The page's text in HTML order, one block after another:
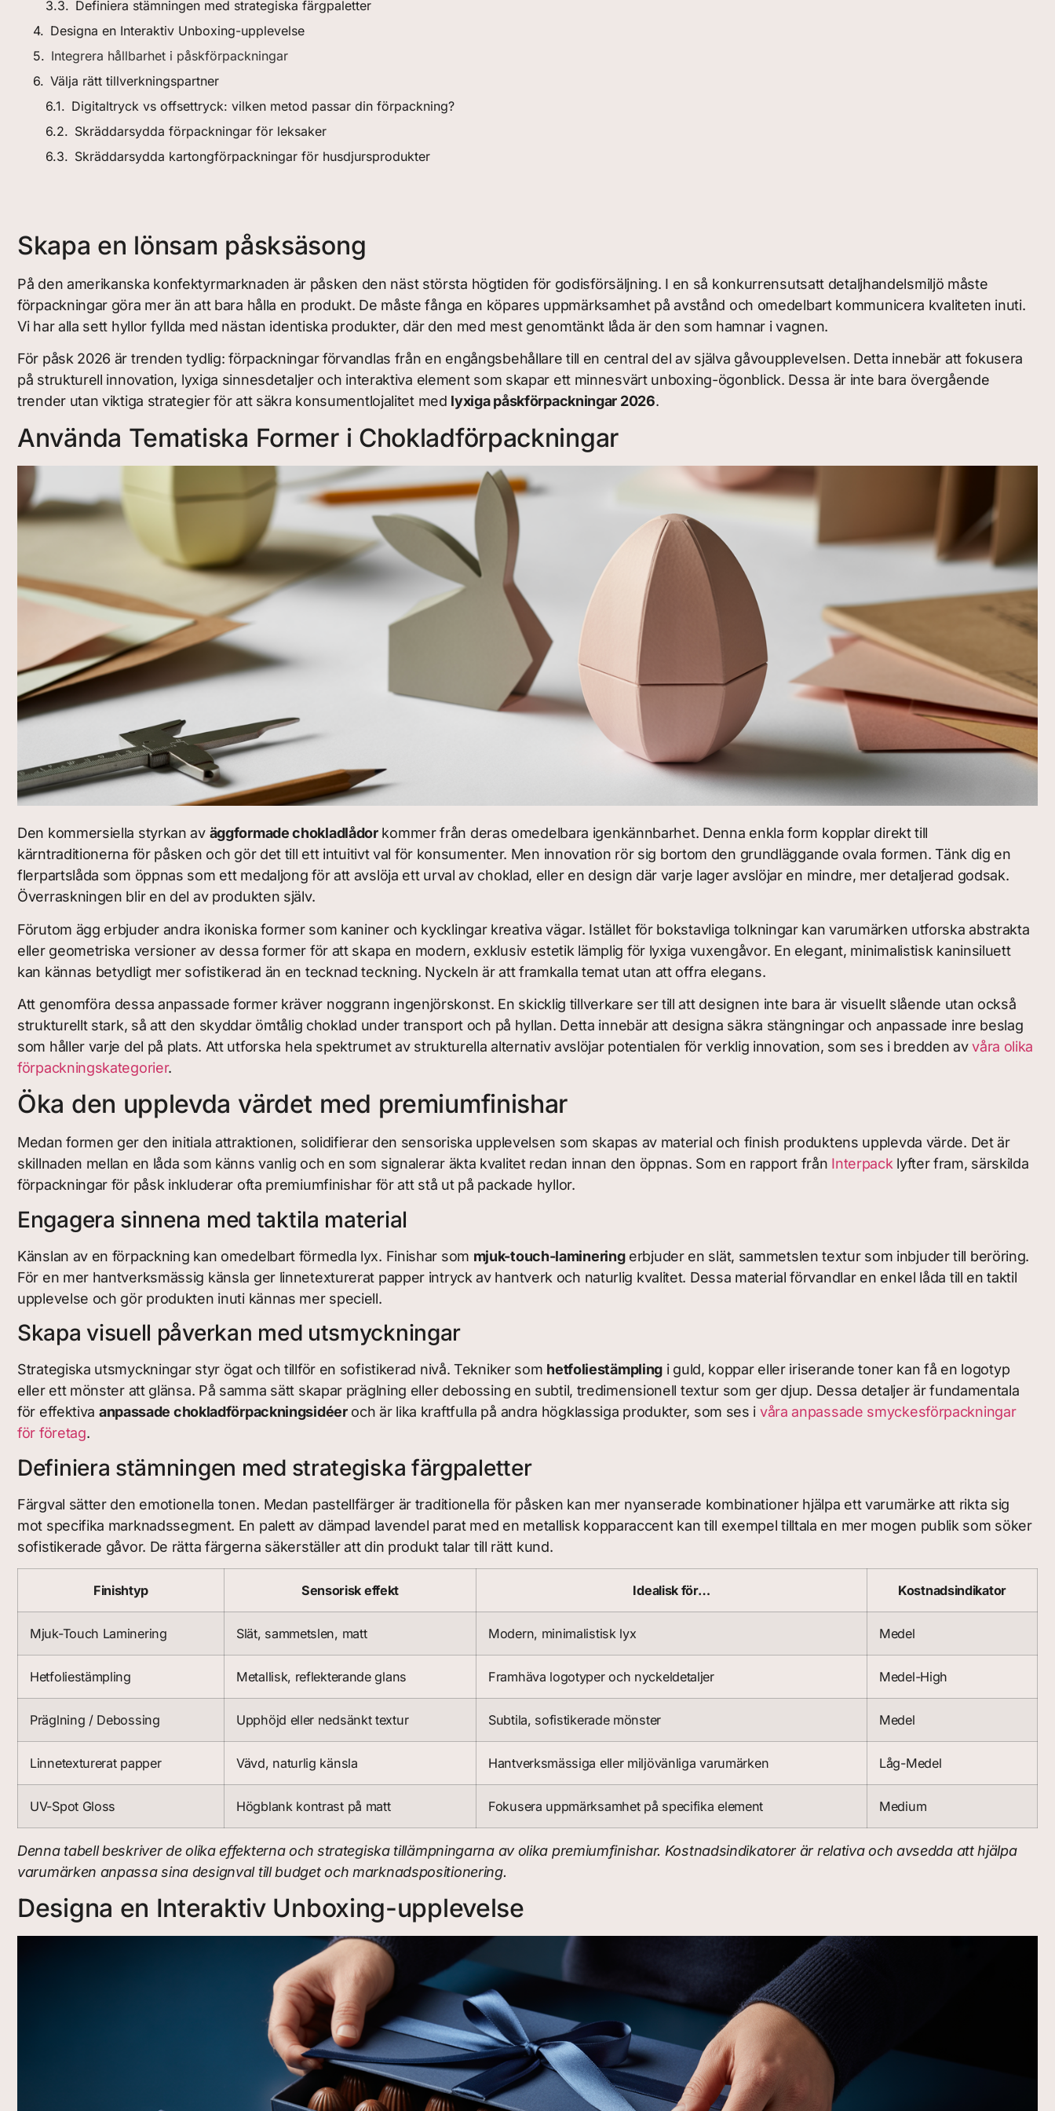
Definiera stämningen med strategiska färgpaletter
Designa en Interaktiv Unboxing-upplevelse
Integrera hållbarhet i påskförpackningar
Välja rätt tillverkningspartner
Digitaltryck vs offsettryck: vilken metod passar din förpackning?
Skräddarsydda förpackningar för leksaker
Skräddarsydda kartongförpackningar för husdjursprodukter
Skapa en lönsam påsksäsong
På den amerikanska konfektyrmarknaden är påsken den näst största högtiden för godisförsäljning. I en så konkurrensutsatt detaljhandelsmiljö måste
förpackningar göra mer än att bara hålla en produkt. De måste fånga en köpares uppmärksamhet på avstånd och omedelbart kommunicera kvaliteten inuti.
Vi har alla sett hyllor fyllda med nästan identiska produkter, där den med mest genomtänkt låda är den som hamnar i vagnen.
För påsk 2026 är trenden tydlig: förpackningar förvandlas från en engångsbehållare till en central del av själva gåvoupplevelsen. Detta innebär att fokusera
på strukturell innovation, lyxiga sinnesdetaljer och interaktiva element som skapar ett minnesvärt unboxing-ögonblick. Dessa är inte bara övergående
trender utan viktiga strategier för att säkra konsumentlojalitet med lyxiga påskförpackningar 2026.
Använda Tematiska Former i Chokladförpackningar
Den kommersiella styrkan av äggformade chokladlådorkommer från deras omedelbara igenkännbarhet. Denna enkla form kopplar direkt till
kärntraditionerna för påsken och gör det till ett intuitivt val för konsumenter. Men innovation rör sig bortom den grundläggande ovala formen. Tänk dig en
flerpartslåda som öppnas som ett medaljong för att avslöja ett urval av choklad, eller en design där varje lager avslöjar en mindre, mer detaljerad godsak.
Överraskningen blir en del av produkten själv.
Förutom ägg erbjuder andra ikoniska former som kaniner och kycklingar kreativa vägar. Istället för bokstavliga tolkningar kan varumärken utforska abstrakta
eller geometriska versioner av dessa former för att skapa en modern, exklusiv estetik lämplig för lyxiga vuxengåvor. En elegant, minimalistisk kaninsiluett
kan kännas betydligt mer sofistikerad än en tecknad teckning. Nyckeln är att framkalla temat utan att offra elegans.
Att genomföra dessa anpassade former kräver noggrann ingenjörskonst. En skicklig tillverkare ser till att designen inte bara är visuellt slående utan också
strukturellt stark, så att den skyddar ömtålig choklad under transport och på hyllan. Detta innebär att designa säkra stängningar och anpassade inre beslag
som håller varje del på plats. Att utforska hela spektrumet av strukturella alternativ avslöjar potentialen för verklig innovation, som ses i bredden avvåra olika
förpackningskategorier.
Öka den upplevda värdet med premiumfinishar
Medan formen ger den initiala attraktionen, solidifierar den sensoriska upplevelsen som skapas av material och finish produktens upplevda värde. Det är
skillnaden mellan en låda som känns vanlig och en som signalerar äkta kvalitet redan innan den öppnas. Som en rapport från Interpacklyfter fram, särskilda
förpackningar för påsk inkluderar ofta premiumfinishar för att stå ut på packade hyllor.
Engagera sinnena med taktila material
Känslan av en förpackning kan omedelbart förmedla lyx. Finishar som mjuk-touch-lamineringerbjuder en slät, sammetslen textur som inbjuder till beröring.
För en mer hantverksmässig känsla ger linnetexturerat papper intryck av hantverk och naturlig kvalitet. Dessa material förvandlar en enkel låda till en taktil
upplevelse och gör produkten inuti kännas mer speciell.
Skapa visuell påverkan med utsmyckningar
Strategiska utsmyckningar styr ögat och tillför en sofistikerad nivå. Tekniker som hetfoliestämpling i guld, koppar eller iriserande toner kan få en logotyp
eller ett mönster att glänsa. På samma sätt skapar präglning eller debossing en subtil, tredimensionell textur som ger djup. Dessa detaljer är fundamentala
för effektiva anpassade chokladförpackningsidéeroch är lika kraftfulla på andra högklassiga produkter, som ses i våra anpassade smyckesförpackningar
för företag.
Definiera stämningen med strategiska färgpaletter
Färgval sätter den emotionella tonen. Medan pastellfärger är traditionella för påsken kan mer nyanserade kombinationer hjälpa ett varumärke att rikta sig
mot specifika marknadssegment. En palett av dämpad lavendel parat med en metallisk kopparaccent kan till exempel tilltala en mer mogen publik som söker
sofistikerade gåvor. De rätta färgerna säkerställer att din produkt talar till rätt kund.
Finishtyp Sensorisk effekt Idealisk för… Kostnadsindikator
Mjuk-Touch Laminering Slät, sammetslen, matt Modern, minimalistisk lyx Medel
Hetfoliestämpling Metallisk, reflekterande glans Framhäva logotyper och nyckeldetaljer Medel-High
Präglning / Debossing Upphöjd eller nedsänkt textur Subtila, sofistikerade mönster Medel
Linnetexturerat papper Vävd, naturlig känsla Hantverksmässiga eller miljövänliga varumärken Låg-Medel
UV-Spot Gloss Högblank kontrast på matt Fokusera uppmärksamhet på specifika element Medium
Denna tabell beskriver de olika effekterna och strategiska tillämpningarna av olika premiumfinishar. Kostnadsindikatorer är relativa och avsedda att hjälpa
varumärken anpassa sina designval till budget och marknadspositionering.
Designa en Interaktiv Unboxing-upplevelse